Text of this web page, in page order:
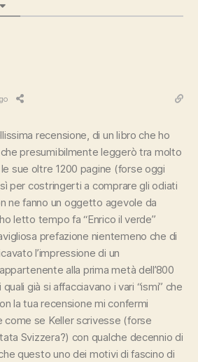
recensione, di un libro che ho
presumibilmente leggerò tra molto
sue oltre 1200 pagine (forse oggi
per costringerti a comprare gli odiati
ne fanno un oggetto agevole da
letto tempo fa “Enrico il verde”
prefazione nientemeno che di
l’impressione di un
alla prima metà dell’800
già si affacciavano i vari “ismi” che
la tua recensione mi confermi
come se Keller scrivesse (forse
Svizzera?) con qualche decennio di
questo uno dei motivi di fascino di